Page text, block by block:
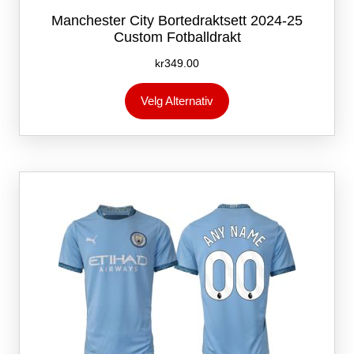
Manchester City Bortedraktsett 2024-25
Custom Fotballdrakt
kr349.00
Velg Alternativ
produktet
flere
Alternativene
velges
på
produktsiden